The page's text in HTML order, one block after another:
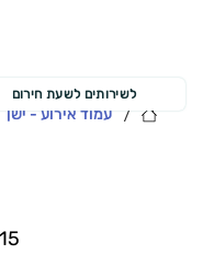
15 בדצמ׳ 2024
/ עמוד אירוע - ישן
לשירותים לשעת חירום